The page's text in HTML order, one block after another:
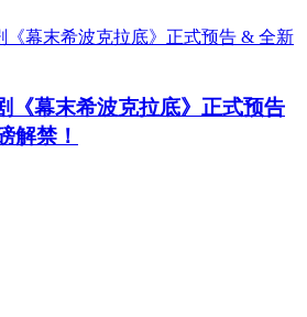
《幕末希波克拉底》正式预告
解禁！